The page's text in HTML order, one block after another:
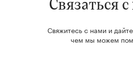
Свяжитесь с нами и
чем мы можем